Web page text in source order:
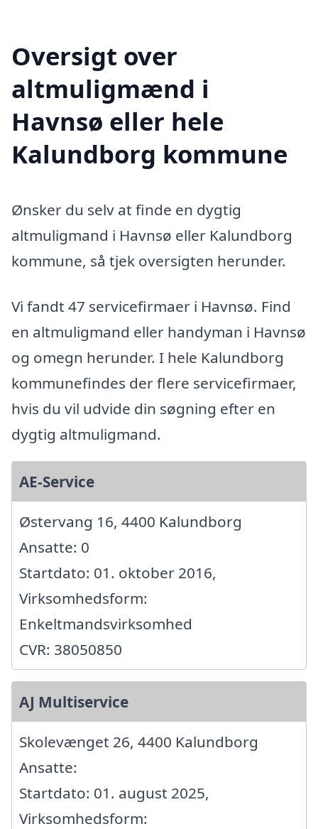
Oversigt over
altmuligmænd i
Havnsø eller hele
Kalundborg kommune
Ønsker du selv at finde en dygtig
altmuligmand i Havnsø eller Kalundborg
kommune, så tjek oversigten herunder.
Vi fandt 47 servicefirmaer i Havnsø. Find
en altmuligmand eller handyman i Havnsø
og omegn herunder. I hele Kalundborg
kommunefindes der flere servicefirmaer,
hvis du vil udvide din søgning efter en
dygtig altmuligmand.
AE-Service
Østervang 16, 4400 Kalundborg
Ansatte: 0
Startdato: 01. oktober 2016,
Virksomhedsform:
Enkeltmandsvirksomhed
CVR: 38050850
AJ Multiservice
Skolevænget 26, 4400 Kalundborg
Ansatte:
Startdato: 01. august 2025,
Virksomhedsform: